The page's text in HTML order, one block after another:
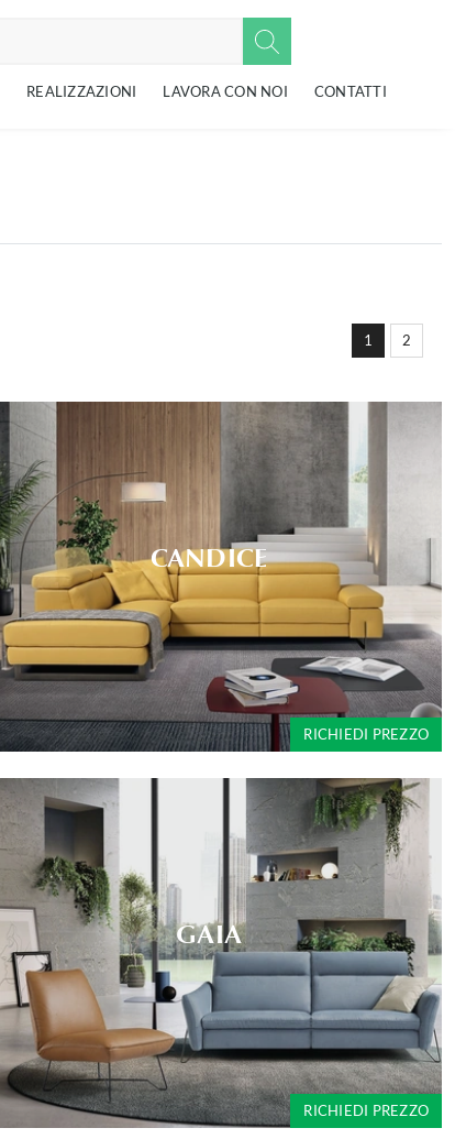
REALIZZAZIONI LAVORA CON NOI CONTATTI
1 2
CANDICE
RICHIEDI PREZZO
GAIA
RICHIEDI PREZZO